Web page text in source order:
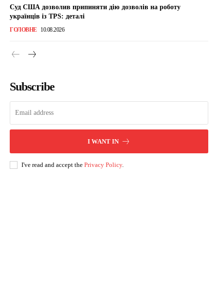
Суд США дозволив припиняти дію дозволів на роботу
українців із TPS: деталі
ГОЛОВНЕ 10.08.2026
Subscribe
I WANT IN
I've read and accept the Privacy Policy.